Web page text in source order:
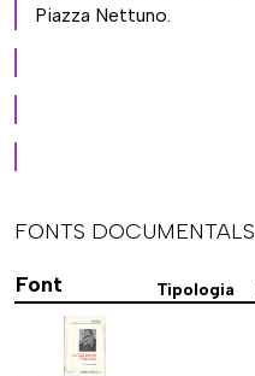
Piazza Nettuno.
FONTS DOCUMENTALS
Font
Tipologia